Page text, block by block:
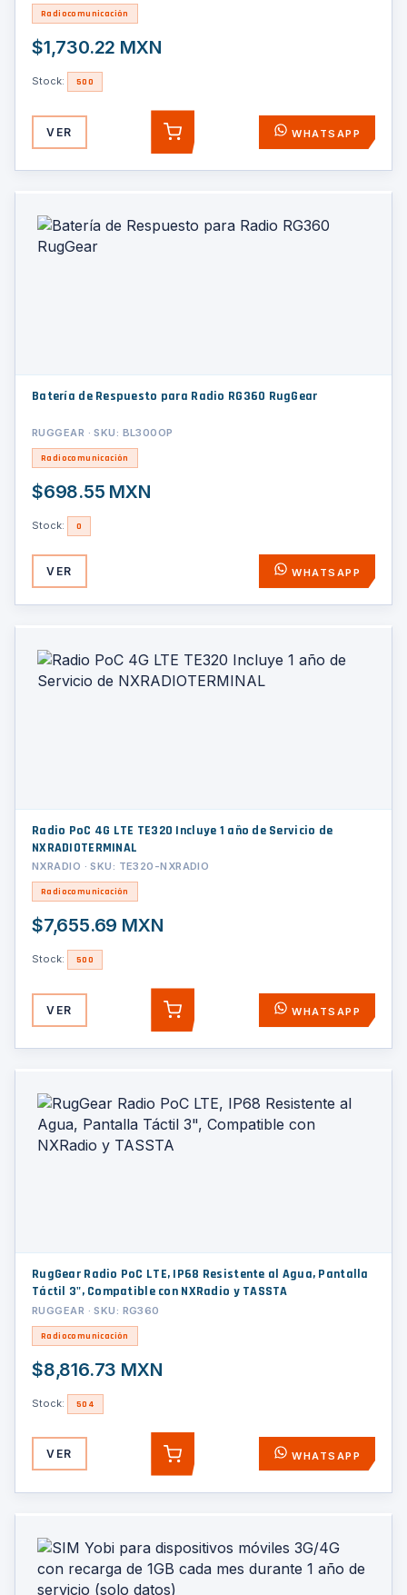
Radiocomunicación
$1,730.22 MXN
Stock: 500
VER AGREGAR WHATSAPP
Batería de Respuesto para Radio RG360 RugGear
RUGGEAR · SKU: BL300OP
Radiocomunicación
$698.55 MXN
Stock: 0
VER WHATSAPP
Radio PoC 4G LTE TE320 Incluye 1 año de Servicio de
NXRADIOTERMINAL
NXRADIO · SKU: TE320-NXRADIO
Radiocomunicación
$7,655.69 MXN
Stock: 500
VER AGREGAR WHATSAPP
RugGear Radio PoC LTE, IP68 Resistente al Agua, Pantalla
Táctil 3", Compatible con NXRadio y TASSTA
RUGGEAR · SKU: RG360
Radiocomunicación
$8,816.73 MXN
Stock: 504
VER AGREGAR WHATSAPP